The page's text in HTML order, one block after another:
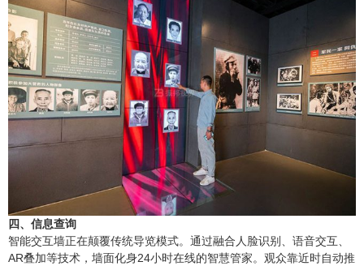
四、信息查询
智能交互墙正在颠覆传统导览模式。通过融合人脸识别、语音交互、
AR叠加等技术，墙面化身24小时在线的智慧管家。观众靠近时自动推